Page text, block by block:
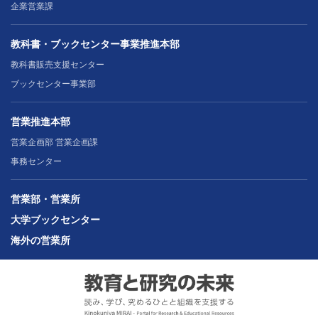
企業営業課
教科書・ブックセンター事業推進本部
教科書販売支援センター
ブックセンター事業部
営業推進本部
営業企画部 営業企画課
事務センター
営業部・営業所
大学ブックセンター
海外の営業所